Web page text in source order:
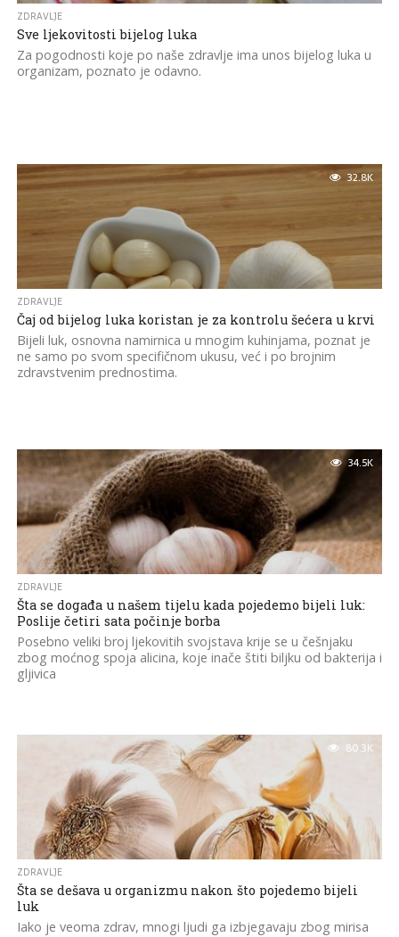
ZDRAVLJE
Sve ljekovitosti bijelog luka
Za pogodnosti koje po naše zdravlje ima unos bijelog luka u
organizam, poznato je odavno.
32.8K
ZDRAVLJE
Čaj od bijelog luka koristan je za kontrolu šećera u krvi
Bijeli luk, osnovna namirnica u mnogim kuhinjama, poznat je
ne samo po svom specifičnom ukusu, već i po brojnim
zdravstvenim prednostima.
34.5K
ZDRAVLJE
Šta se događa u našem tijelu kada pojedemo bijeli luk:
Poslije četiri sata počinje borba
Posebno veliki broj ljekovitih svojstava krije se u češnjaku
zbog moćnog spoja alicina, koje inače štiti biljku od bakterija i
gljivica
80.3K
ZDRAVLJE
Šta se dešava u organizmu nakon što pojedemo bijeli
luk
Iako je veoma zdrav, mnogi ljudi ga izbjegavaju zbog mirisa